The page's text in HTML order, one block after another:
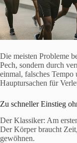
Die meisten Probleme
Pech, sondern durch
einmal, falsches
Hauptursachen für
Zu schneller Einstieg
Der Klassiker: Am
Der Körper braucht
gewöhnen.